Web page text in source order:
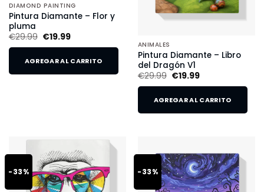
DIAMOND PAINTING
Pintura Diamante – Flor y
pluma
€29.99 €19.99
AGREGAR AL CARRITO
ANIMALES
Pintura Diamante – Libro
del Dragón V1
€29.99 €19.99
AGREGAR AL CARRITO
-33% -33%